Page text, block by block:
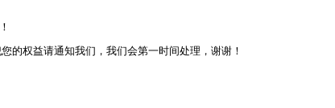
的权益请通知我们，我们会第一时间处理，谢谢！